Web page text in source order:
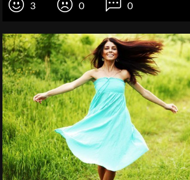
3 0 0